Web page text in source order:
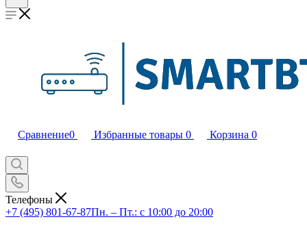
Сравнение0 Избранные товары 0 Корзина 0
Телефоны
+7 (495) 801-67-87Пн. – Пт.: с 10:00 до 20:00